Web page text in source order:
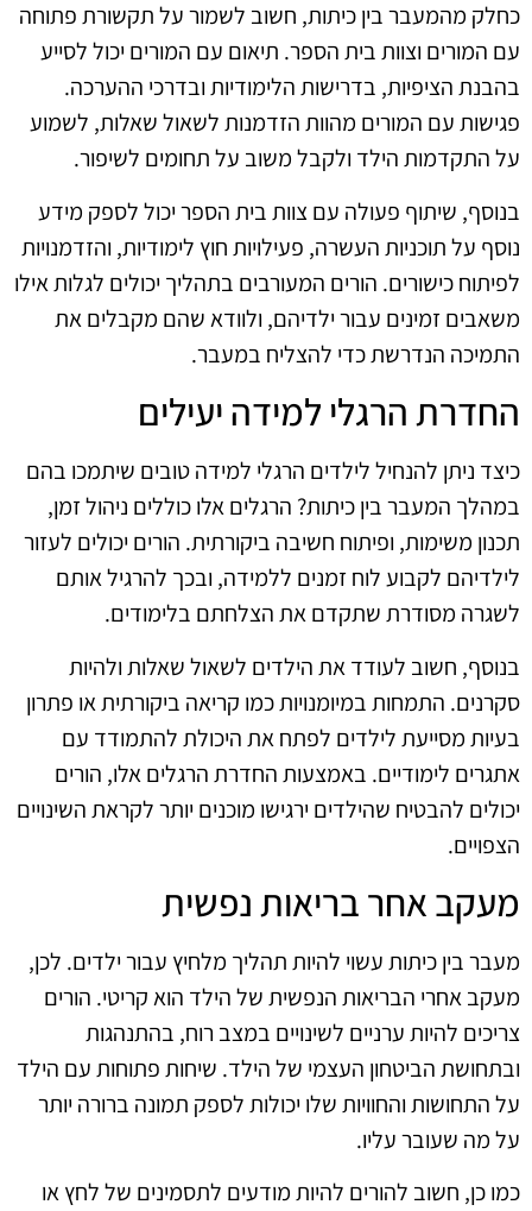
כחלק מהמעבר בין כיתות, חשוב לשמור על תקשורת פתוחה
עם המורים וצוות בית הספר. תיאום עם המורים יכול לסייע
בהבנת הציפיות, בדרישות הלימודיות ובדרכי ההערכה.
פגישות עם המורים מהוות הזדמנות לשאול שאלות, לשמוע
על התקדמות הילד ולקבל משוב על תחומים לשיפור.
בנוסף, שיתוף פעולה עם צוות בית הספר יכול לספק מידע
נוסף על תוכניות העשרה, פעילויות חוץ לימודיות, והזדמנויות
לפיתוח כישורים. הורים המעורבים בתהליך יכולים לגלות אילו
משאבים זמינים עבור ילדיהם, ולוודא שהם מקבלים את
התמיכה הנדרשת כדי להצליח במעבר.
החדרת הרגלי למידה יעילים
כיצד ניתן להנחיל לילדים הרגלי למידה טובים שיתמכו בהם
במהלך המעבר בין כיתות? הרגלים אלו כוללים ניהול זמן,
תכנון משימות, ופיתוח חשיבה ביקורתית. הורים יכולים לעזור
לילדיהם לקבוע לוח זמנים ללמידה, ובכך להרגיל אותם
לשגרה מסודרת שתקדם את הצלחתם בלימודים.
בנוסף, חשוב לעודד את הילדים לשאול שאלות ולהיות
סקרנים. התמחות במיומנויות כמו קריאה ביקורתית או פתרון
בעיות מסייעת לילדים לפתח את היכולת להתמודד עם
אתגרים לימודיים. באמצעות החדרת הרגלים אלו, הורים
יכולים להבטיח שהילדים ירגישו מוכנים יותר לקראת השינויים
הצפויים.
מעקב אחר בריאות נפשית
מעבר בין כיתות עשוי להיות תהליך מלחיץ עבור ילדים. לכן,
מעקב אחרי הבריאות הנפשית של הילד הוא קריטי. הורים
צריכים להיות ערניים לשינויים במצב רוח, בהתנהגות
ובתחושת הביטחון העצמי של הילד. שיחות פתוחות עם הילד
על התחושות והחוויות שלו יכולות לספק תמונה ברורה יותר
על מה שעובר עליו.
כמו כן, חשוב להורים להיות מודעים לתסמינים של לחץ או